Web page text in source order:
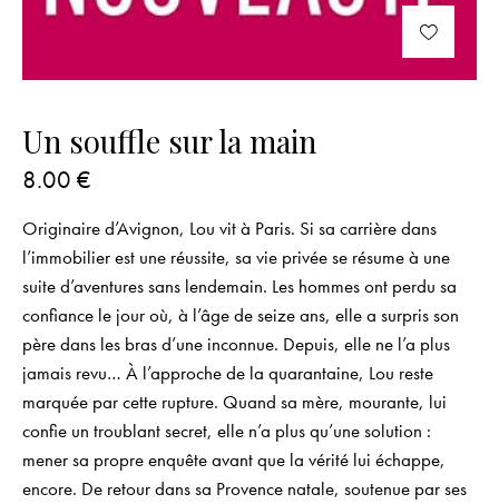
Un souffle sur la main
8.00 €
Originaire d’Avignon, Lou vit à Paris. Si sa carrière dans
l’immobilier est une réussite, sa vie privée se résume à une
suite d’aventures sans lendemain. Les hommes ont perdu sa
confiance le jour où, à l’âge de seize ans, elle a surpris son
père dans les bras d’une inconnue. Depuis, elle ne l’a plus
jamais revu… À l’approche de la quarantaine, Lou reste
marquée par cette rupture. Quand sa mère, mourante, lui
confie un troublant secret, elle n’a plus qu’une solution :
mener sa propre enquête avant que la vérité lui échappe,
encore. De retour dans sa Provence natale, soutenue par ses